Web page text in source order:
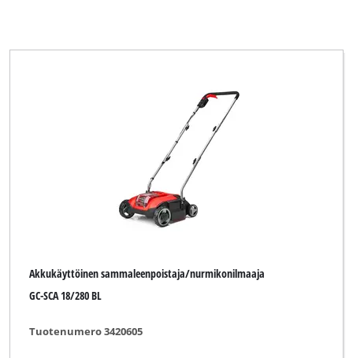
Akkukäyttöinen sammaleenpoistaja/nurmikonilmaaja
GC-SCA 18/280 BL
Tuotenumero 3420605